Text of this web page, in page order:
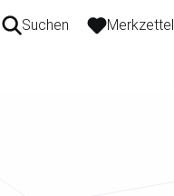
Suchen Merkzettel